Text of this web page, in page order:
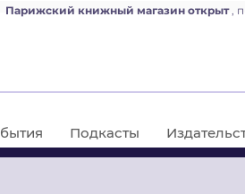
Подкасты
Парижский книжный магазин открыт ,